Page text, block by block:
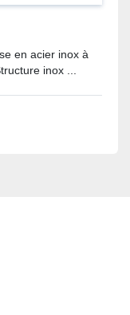
en acier inox à
inox ...